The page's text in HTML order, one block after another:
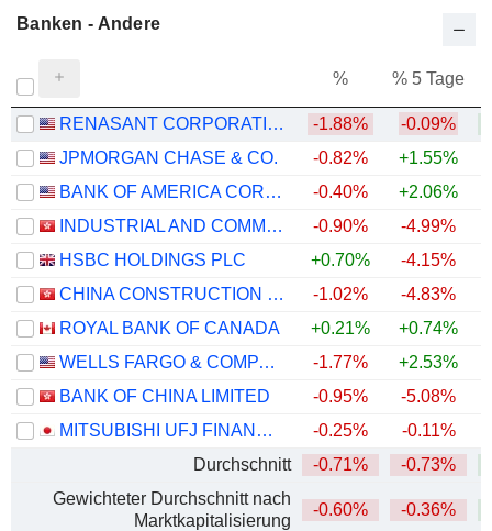
Banken - Andere
% % 5 Tage
RENASANT CORPORATION -1.88% -0.09%
JPMORGAN CHASE & CO.
-0.82% +1.55%
BANK OF AMERICA CORPORATION
-0.40% +2.06%
INDUSTRIAL AND COMMERCIAL BANK OF CHINA LIMITED
-0.90% -4.99%
HSBC HOLDINGS PLC
+0.70% -4.15%
CHINA CONSTRUCTION BANK CORPORATION
-1.02% -4.83%
ROYAL BANK OF CANADA
+0.21% +0.74%
WELLS FARGO & COMPANY
-1.77% +2.53%
BANK OF CHINA LIMITED
-0.95% -5.08%
MITSUBISHI UFJ FINANCIAL GROUP, INC.
-0.25% -0.11%
Durchschnitt
-0.71% -0.73%
Gewichteter Durchschnitt nach
Marktkapitalisierung
-0.60% -0.36%